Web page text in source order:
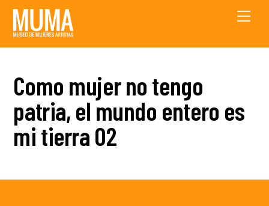
Skip
Como mujer no tengo
patria, el mundo entero es
mi tierra 02